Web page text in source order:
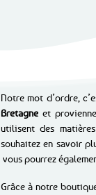
Notre mot d’ordre,
Bretagne et
utilisent des
souhaitez en savoir
vous pourrez
Grâce à notre